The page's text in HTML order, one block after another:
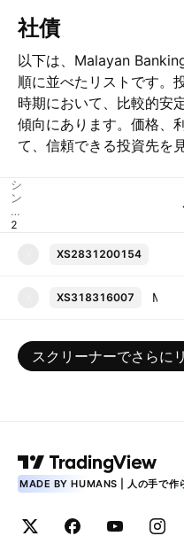
社債
以下は、Malayan
順に並べたリストです。
時期において、比較的安
傾向にあります。価格、
て、信頼できる投資先を
シ
ン
ボ
ル
XS2831200154
XS318316007
スクリーナーでさらに
MADE BY HUMANS | 人の手で作